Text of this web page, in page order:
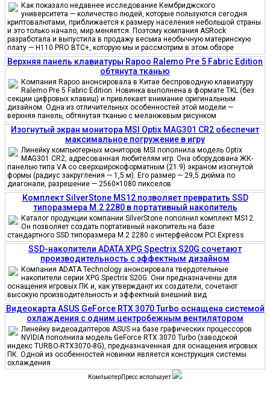
Как показало недавнее исследование Кембриджского
университета — количество людей, которые пользуются сегодня
криптовалютами, приближается к размеру населения небольшой страны
и это только начало, мир меняется. Поэтому компания ASRock
разработала и выпустила в продажу весьма необычную материнскую
плату — H110 PRO BTC+, которую мы и рассмотрим в этом обзоре
Верхняя панель клавиатуры Rapoo Ralemo Pre 5 Fabric Edition
обтянута тканью
Компания Rapoo анонсировала в Китае беспроводную клавиатуру
Ralemo Pre 5 Fabric Edition. Новинка выполнена в формате TKL (без
секции цифровых клавиш) и привлекает внимание оригинальным
дизайном. Одна из отличительных особенностей этой модели —
верхняя панель, обтянутая тканью с меланжевым рисунком
Изогнутый экран монитора MSI Optix MAG301 CR2 обеспечит
максимальное погружение в игру
Линейку компьютерных мониторов MSI пополнила модель Optix
MAG301 CR2, адресованная любителям игр. Она оборудована ЖК-
панелью типа VA со сверхширокоформатным (21:9) экраном изогнутой
формы (радиус закругления — 1,5 м). Его размер — 29,5 дюйма по
диагонали, разрешение — 2560×1080 пикселов
Комплект SilverStone MS12 позволяет превратить SSD
типоразмера M.2 2280 в портативный накопитель
Каталог продукции компании SilverStone пополнил комплект MS12.
Он позволяет создать портативный накопитель на базе
стандартного SSD типоразмера M.2 2280 с интерфейсом PCI Express
SSD-накопители ADATA XPG Spectrix S20G сочетают
производительность с эффектным дизайном
Компания ADATA Technology анонсировала твердотельные
накопители серии XPG Spectrix S20G. Они предназначены для
оснащения игровых ПК и, как утверждают их создатели, сочетают
высокую производительность и эффектный внешний вид
Видеокарта ASUS GeForce RTX 3070 Turbo оснащена системой
охлаждения с одним центробежным вентилятором
Линейку видеоадаптеров ASUS на базе графических процессоров
NVIDIA пополнила модель GeForce RTX 3070 Turbo (заводской
индекс TURBO-RTX3070-8G), предназначенная для оснащения игровых
ПК. Одной из особенностей новинки является конструкция системы
охлаждения
КомпьютерПресс использует